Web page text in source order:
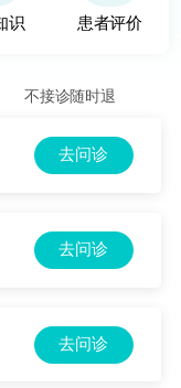
识 患者评价
不接诊随时退
去问诊
去问诊
去问诊